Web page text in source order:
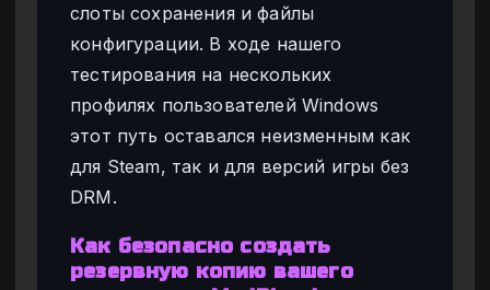
слоты сохранения и файлы
конфигурации. В ходе нашего
тестирования на нескольких
профилях пользователей Windows
этот путь оставался неизменным как
для Steam, так и для версий игры без
DRM.
Как безопасно создать
резервную копию вашего